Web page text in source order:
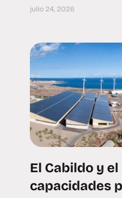
julio 24, 2026
El Cabildo y el
capacidades